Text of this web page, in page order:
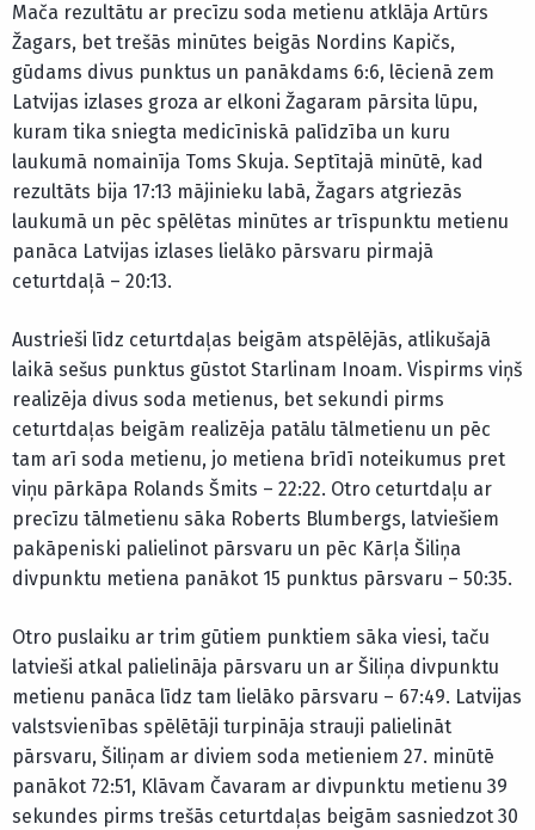
Mača rezultātu ar precīzu soda metienu atklāja Artūrs
Žagars, bet trešās minūtes beigās Nordins Kapičs,
gūdams divus punktus un panākdams 6:6, lēcienā zem
Latvijas izlases groza ar elkoni Žagaram pārsita lūpu,
kuram tika sniegta medicīniskā palīdzība un kuru
laukumā nomainīja Toms Skuja. Septītajā minūtē, kad
rezultāts bija 17:13 mājinieku labā, Žagars atgriezās
laukumā un pēc spēlētas minūtes ar trīspunktu metienu
panāca Latvijas izlases lielāko pārsvaru pirmajā
ceturtdaļā – 20:13.
Austrieši līdz ceturtdaļas beigām atspēlējās, atlikušajā
laikā sešus punktus gūstot Starlinam Inoam. Vispirms viņš
realizēja divus soda metienus, bet sekundi pirms
ceturtdaļas beigām realizēja patālu tālmetienu un pēc
tam arī soda metienu, jo metiena brīdī noteikumus pret
viņu pārkāpa Rolands Šmits – 22:22. Otro ceturtdaļu ar
precīzu tālmetienu sāka Roberts Blumbergs, latviešiem
pakāpeniski palielinot pārsvaru un pēc Kārļa Šiliņa
divpunktu metiena panākot 15 punktus pārsvaru – 50:35.
Otro puslaiku ar trim gūtiem punktiem sāka viesi, taču
latvieši atkal palielināja pārsvaru un ar Šiliņa divpunktu
metienu panāca līdz tam lielāko pārsvaru – 67:49. Latvijas
valstsvienības spēlētāji turpināja strauji palielināt
pārsvaru, Šiliņam ar diviem soda metieniem 27. minūtē
panākot 72:51, Klāvam Čavaram ar divpunktu metienu 39
sekundes pirms trešās ceturtdaļas beigām sasniedzot 30